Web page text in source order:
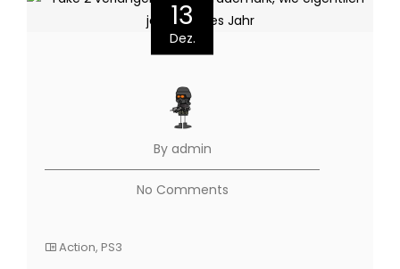
13
Dez.
By admin
No Comments
Action, PS3